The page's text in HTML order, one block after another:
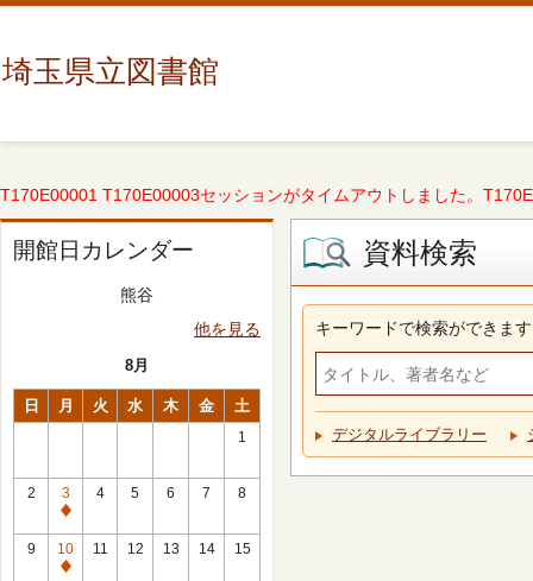
埼玉県立図書館
T170E00001 T170E00003セッションがタイムアウトしました。
開館日カレンダー
熊谷
他を見る
8月
日 月 火 水 木 金 土
1
2
3
休
館
日
4 5 6 7 8
9
10
休
11 12 13 14 15
資料検索
キーワードで検索ができます
デジタルライブラリー